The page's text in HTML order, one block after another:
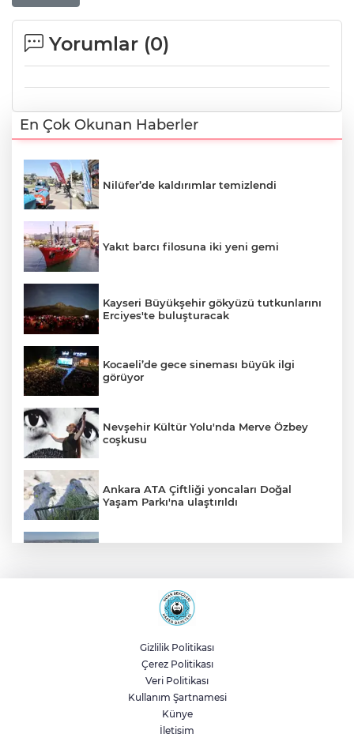
Yorumlar (0)
En Çok Okunan Haberler
Nilüfer’de kaldırımlar temizlendi
Yakıt barcı filosuna iki yeni gemi
Kayseri Büyükşehir gökyüzü tutkunlarını
Erciyes'te buluşturacak
Kocaeli’de gece sineması büyük ilgi
görüyor
Nevşehir Kültür Yolu'nda Merve Özbey
coşkusu
Ankara ATA Çiftliği yoncaları Doğal
Yaşam Parkı'na ulaştırıldı
Sakarya Akyazı’da altyapı hattı için saha
çalışmaları başladı
Genel Sekreter Dr. Baraçlı’dan Gölcük’teki
projelere yakın takip
Gizlilik Politikası
Çerez Politikası
Veri Politikası
Kullanım Şartnamesi
Künye
İletişim